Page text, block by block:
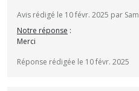
Avis rédigé le 10 févr. 2025 par
Notre réponse :
Merci
Réponse rédigée le 10 févr. 2025